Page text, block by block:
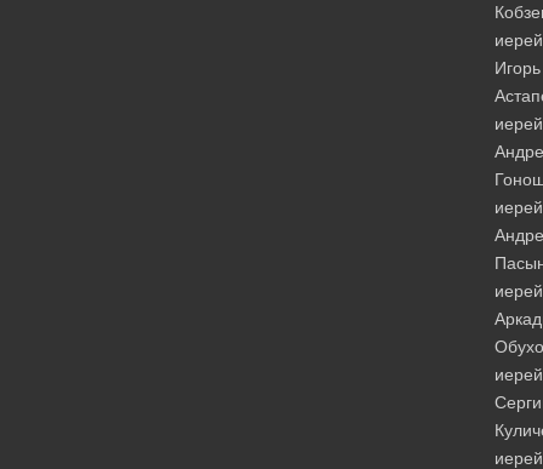
иерей
Игорь
иерей
иерей
иерей
иерей
иерей